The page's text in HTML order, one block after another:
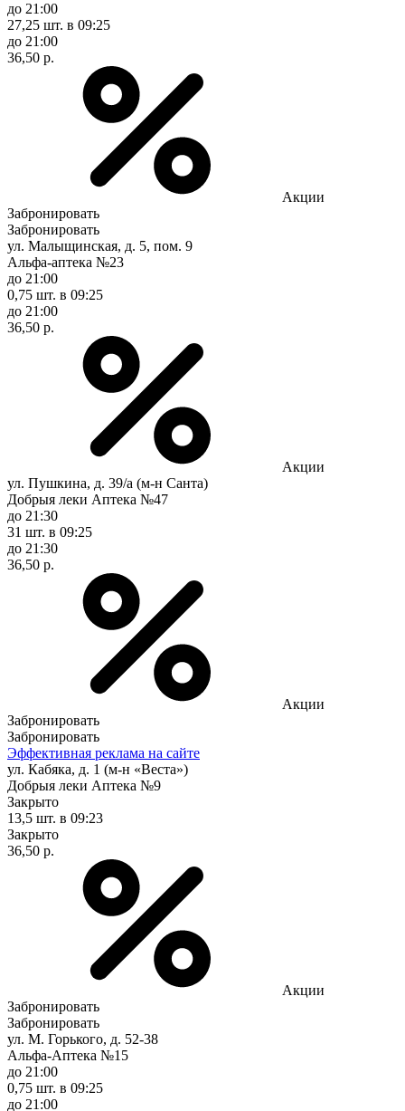
до 21:00
27,25 шт. в 09:25
до 21:00
36,50 р.
Акции
Забронировать
Забронировать
ул. Малыщинская, д. 5, пом. 9
Альфа-аптека №23
до 21:00
0,75 шт. в 09:25
до 21:00
36,50 р.
Акции
ул. Пушкина, д. 39/а (м-н Санта)
Добрыя леки Аптека №47
до 21:30
31 шт. в 09:25
до 21:30
36,50 р.
Акции
Забронировать
Забронировать
Эффективная реклама на сайте
ул. Кабяка, д. 1 (м-н «Веста»)
Добрыя леки Аптека №9
Закрыто
13,5 шт. в 09:23
Закрыто
36,50 р.
Акции
Забронировать
Забронировать
ул. М. Горького, д. 52-38
Альфа-Аптека №15
до 21:00
0,75 шт. в 09:25
до 21:00